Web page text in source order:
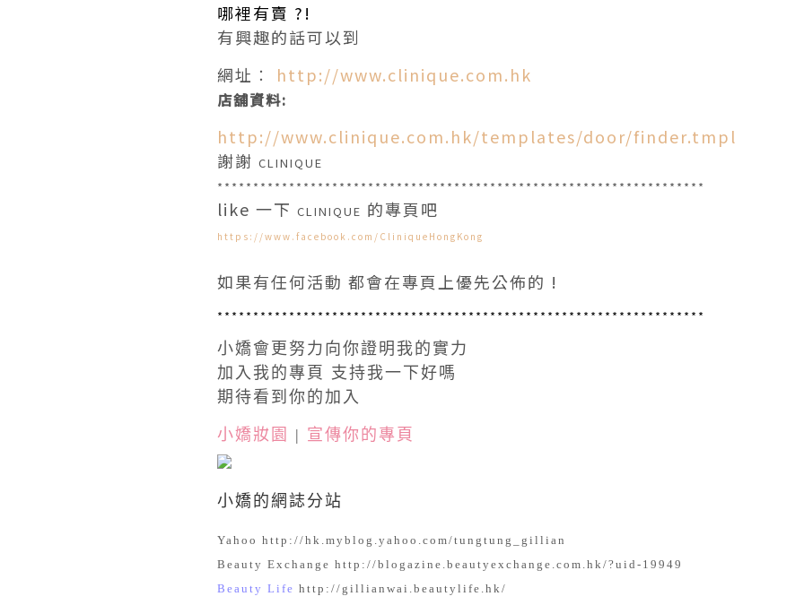
哪裡有賣 ?!
有興趣的話可以到
網址︰ http://www.clinique.com.hk
店舖資料:
http://www.clinique.com.hk/templates/door/finder.tmpl
謝謝 CLINIQUE
********************************************************************
like 一下 CLINIQUE 的專頁吧
https://www.facebook.com/CliniqueHongKong
如果有任何活動 都會在專頁上優先公佈的 !
********************************************************************
小嬌會更努力向你證明我的實力
加入我的專頁 支持我一下好嗎
期待看到你的加入
小嬌妝園 | 宣傳你的專頁
小嬌的網誌分站
Yahoo http://hk.myblog.yahoo.com/tungtung_gillian
Beauty Exchange http://blogazine.beautyexchange.com.hk/?uid-19949
Beauty Life http://gillianwai.beautylife.hk/